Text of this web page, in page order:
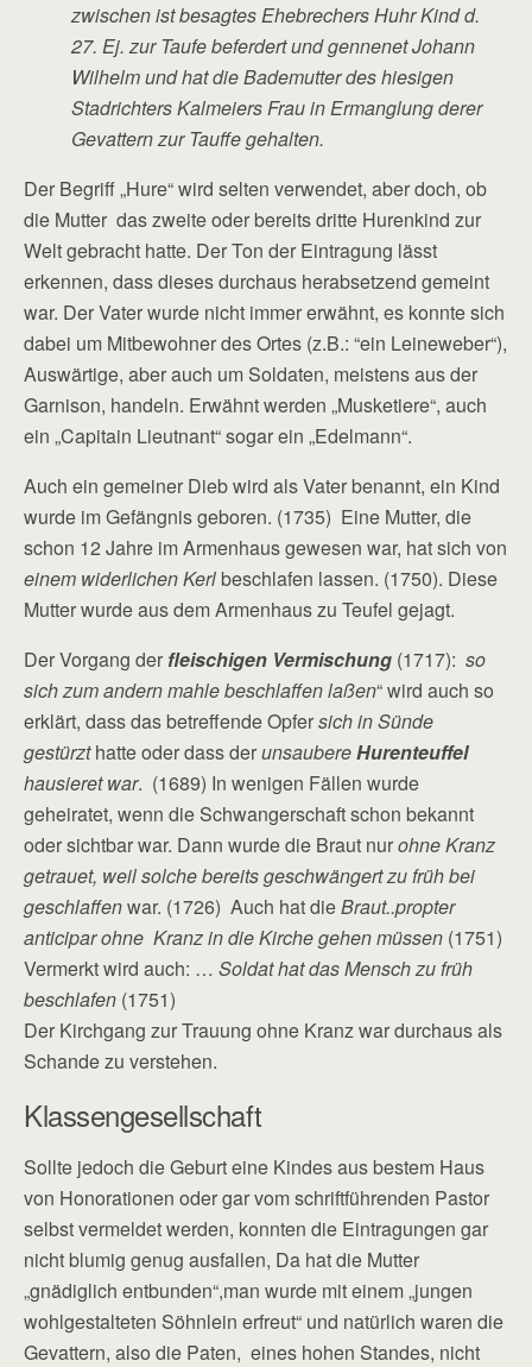
zwischen ist besagtes Ehebrechers Huhr Kind d.
27. Ej. zur Taufe beferdert und gennenet Johann
Wilhelm und hat die Bademutter des hiesigen
Stadrichters Kalmeiers Frau in Ermanglung derer
Gevattern zur Tauffe gehalten.
Der Begriff „Hure“ wird selten verwendet, aber doch, ob
die Mutter das zweite oder bereits dritte Hurenkind zur
Welt gebracht hatte. Der Ton der Eintragung lässt
erkennen, dass dieses durchaus herabsetzend gemeint
war. Der Vater wurde nicht immer erwähnt, es konnte sich
dabei um Mitbewohner des Ortes (z.B.: “ein Leineweber“),
Auswärtige, aber auch um Soldaten, meistens aus der
Garnison, handeln. Erwähnt werden „Musketiere“, auch
ein „Capitain Lieutnant“ sogar ein „Edelmann“.
Auch ein gemeiner Dieb wird als Vater benannt, ein Kind
wurde im Gefängnis geboren. (1735) Eine Mutter, die
schon 12 Jahre im Armenhaus gewesen war, hat sich von
einem widerlichen Kerlbeschlafen lassen. (1750). Diese
Mutter wurde aus dem Armenhaus zu Teufel gejagt.
Der Vorgang der fleischigen Vermischung (1717): so
sich zum andern mahle beschlaffen laßen“ wird auch so
erklärt, dass das betreffende Opfersich in Sünde
gestürzthatte oder dass derunsaubereHurenteuffel
hausieret war. (1689) In wenigen Fällen wurde
geheiratet, wenn die Schwangerschaft schon bekannt
oder sichtbar war. Dann wurde die Braut nurohne Kranz
getrauet, weil solche bereits geschwängert zu früh bei
geschlaffenwar. (1726) Auch hat dieBraut..propter
anticipar ohne Kranz in die Kirche gehen müssen (1751)
Vermerkt wird auch: … Soldat hat das Mensch zu früh
beschlafen (1751)
Der Kirchgang zur Trauung ohne Kranz war durchaus als
Schande zu verstehen.
Klassengesellschaft
Sollte jedoch die Geburt eine Kindes aus bestem Haus
von Honorationen oder gar vom schriftführenden Pastor
selbst vermeldet werden, konnten die Eintragungen gar
nicht blumig genug ausfallen, Da hat die Mutter
„gnädiglich entbunden“,man wurde mit einem „jungen
wohlgestalteten Söhnlein erfreut“ und natürlich waren die
Gevattern, also die Paten, eines hohen Standes, nicht